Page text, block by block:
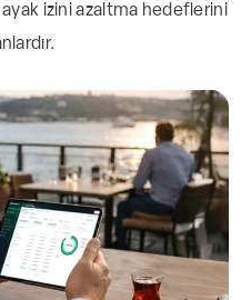
izini azaltma hedeflerini